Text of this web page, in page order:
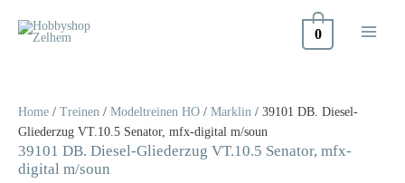
naar
0
Home / Treinen / Modeltreinen HO / Marklin / 39101 DB. Diesel-
Gliederzug VT.10.5 Senator, mfx-digital m/soun
39101 DB. Diesel-Gliederzug VT.10.5 Senator, mfx-
digital m/soun
Diesel-
Gliederzug
VT.10.5
Senator,